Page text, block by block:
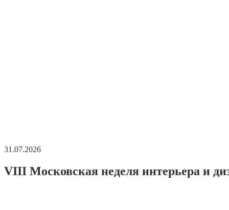
31.07.2026
VIII Московская неделя интерьера и